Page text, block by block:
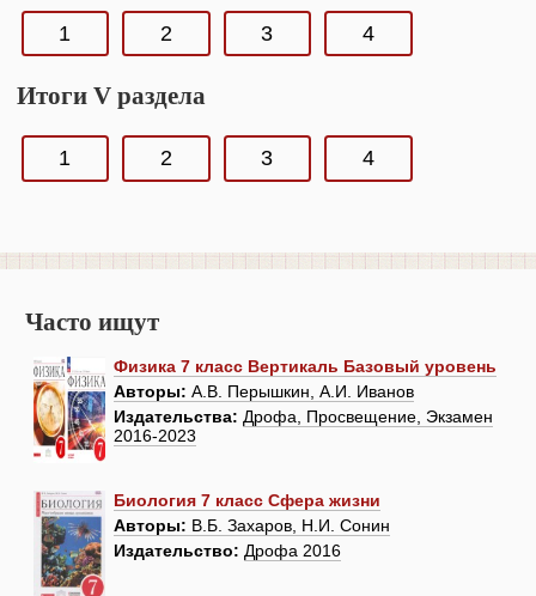
1 2 3 4
Итоги V раздела
1 2 3 4
Часто ищут
Физика 7 класс Вертикаль Базовый уровень
Авторы: А.В. Перышкин, А.И. Иванов
Издательства: Дрофа, Просвещение, Экзамен
2016-2023
Биология 7 класс Сфера жизни
Авторы: В.Б. Захаров, Н.И. Сонин
Издательство: Дрофа 2016